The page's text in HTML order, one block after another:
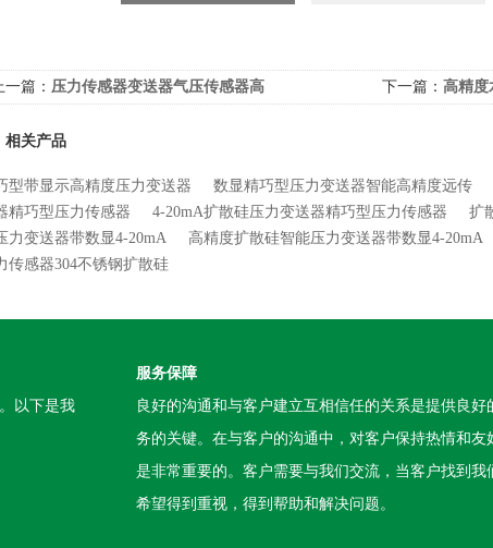
一篇： 压力传感器变送器气压传感器高 下一篇： 高精度
相关产品
型带显示高精度压力变送器 数显精巧型压力变送器智能高精度远传
精巧型压力传感器
4-20mA扩散硅压力变送器精巧型压力传感器 扩
力变送器带数显4-20mA
高精度扩散硅智能压力变送器带数显4-20mA
传感器304不锈钢扩散硅
以下是我
服务保障
良好的沟通和与客户建立互相信任的关系是提供良好
务的关键。在与客户的沟通中，对客户保持热情和友
是非常重要的。客户需要与我们交流，当客户找到我
希望得到重视，得到帮助和解决问题。